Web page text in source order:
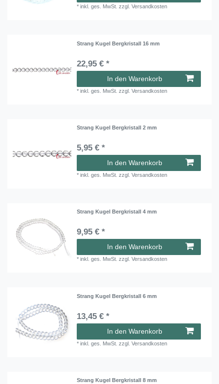
*inkl. ges. MwSt. zzgl.Versandkosten
Strang Kugel Bergkristall 16 mm
22,95 € *
In den Warenkorb
*inkl. ges. MwSt. zzgl.Versandkosten
Strang Kugel Bergkristall 2 mm
5,95 € *
In den Warenkorb
*inkl. ges. MwSt. zzgl.Versandkosten
Strang Kugel Bergkristall 4 mm
9,95 € *
In den Warenkorb
*inkl. ges. MwSt. zzgl.Versandkosten
Strang Kugel Bergkristall 6 mm
13,45 € *
In den Warenkorb
*inkl. ges. MwSt. zzgl.Versandkosten
Strang Kugel Bergkristall 8 mm